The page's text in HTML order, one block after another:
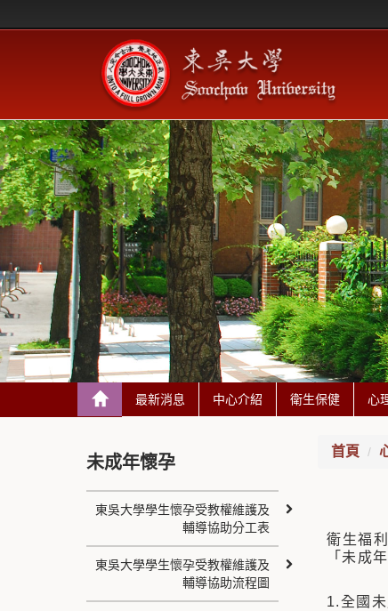
最新消息 中心介紹 衛生保健 心
首頁
衛生福
「未成
1.全國
未成年懷孕
東吳大學學生懷孕受教權維護及
輔導協助分工表
東吳大學學生懷孕受教權維護及
輔導協助流程圖